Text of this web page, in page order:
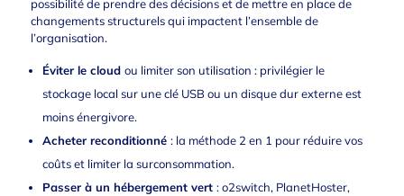
possibilité de prendre des décisions et de mettre en place de
changements structurels qui impactent l’ensemble de
l’organisation.
Éviter le cloud ou limiter son utilisation : privilégier le
stockage local sur une clé USB ou un disque dur externe est
moins énergivore.
Acheter reconditionné : la méthode 2 en 1 pour réduire vos
coûts et limiter la surconsommation.
Passer à un hébergement vert :o2switch, PlanetHoster,